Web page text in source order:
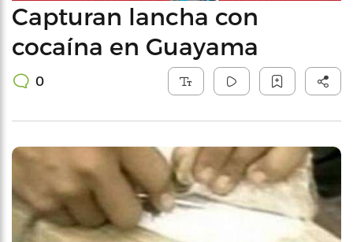
Capturan lancha con
cocaína en Guayama
0